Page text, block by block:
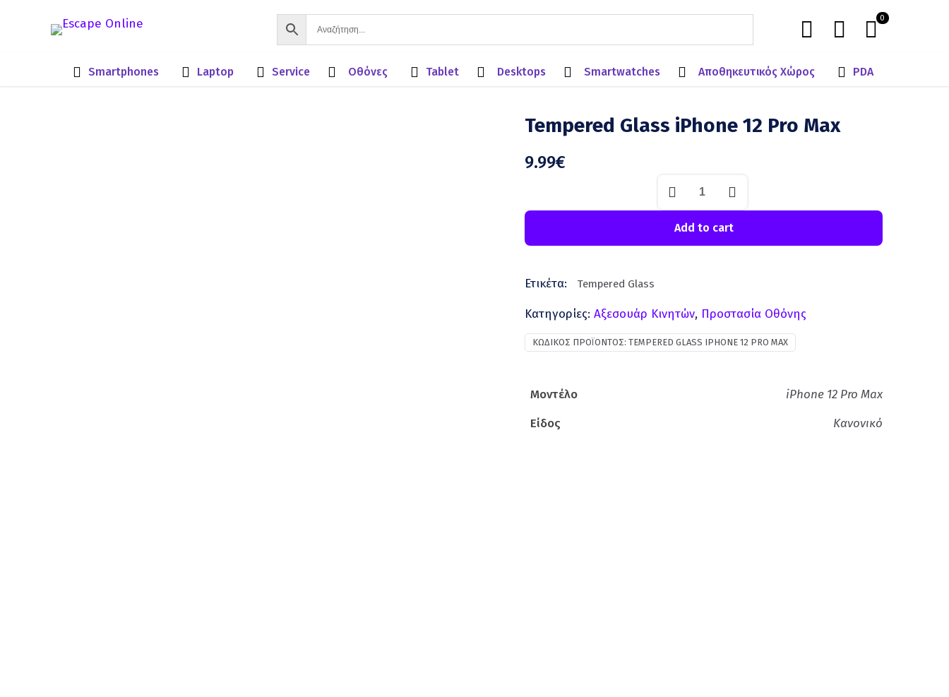
0
Smartphones Laptop Service Οθόνες Tablet Desktops Smartwatches Αποθηκευτικός Χώρος PDA
Tempered Glass iPhone 12 Pro Max
9.99€
Add to cart
Ετικέτα: Tempered Glass
Κατηγορίες: Aξεσουάρ Κινητών, Προστασία Οθόνης
ΚΩΔΙΚΌΣ ΠΡΟΪΌΝΤΟΣ: TEMPERED GLASS IPHONE 12 PRO MAX
Μοντέλο
iPhone 12 Pro Max
Είδος
Κανονικό